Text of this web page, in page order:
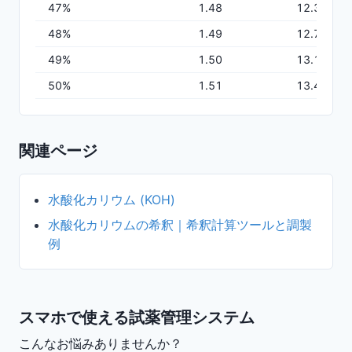
47% 1.48
12.39
48% 1.49
12.75
49% 1.50
13.12
50% 1.51 13.49
関連ページ
水酸化カリウム (KOH)
水酸化カリウムの希釈｜希釈計算ツールと調製
例
スマホで使える試薬管理システム
こんなお悩みありませんか？